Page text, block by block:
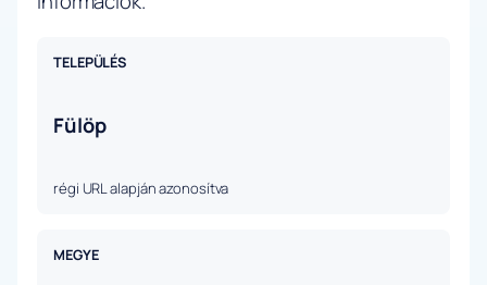
TELEPÜLÉS
Fülöp
régi URL alapján azonosítva
MEGYE